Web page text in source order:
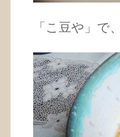
「こ豆や」で